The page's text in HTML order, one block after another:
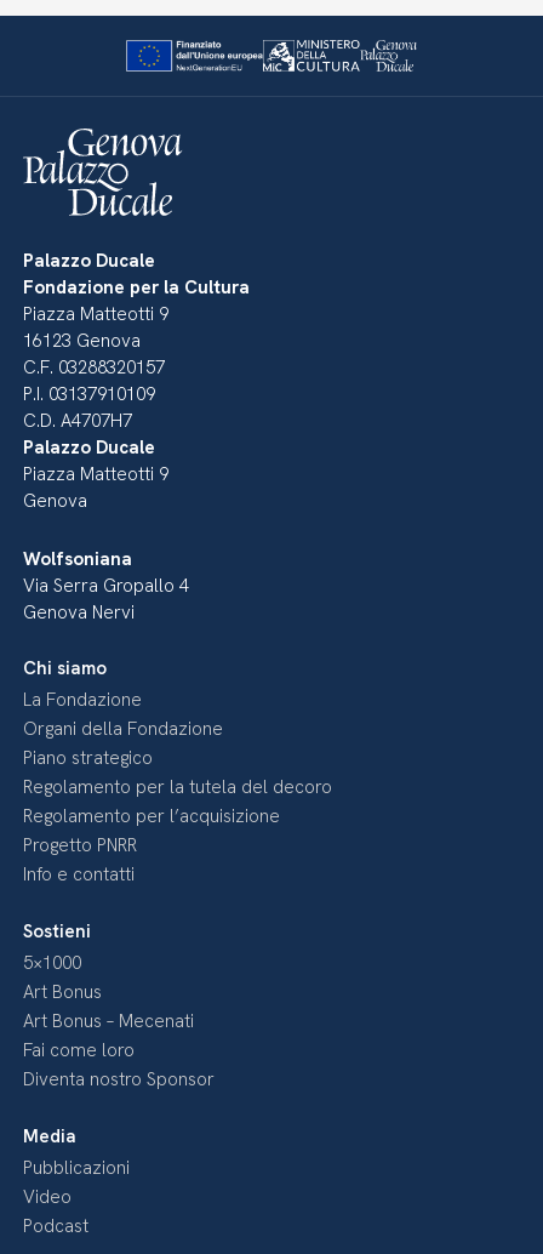
Palazzo Ducale
Fondazione per la Cultura
Piazza Matteotti 9
16123 Genova
C.F. 03288320157
P.I. 03137910109
C.D. A4707H7
Palazzo Ducale
Piazza Matteotti 9
Genova
Wolfsoniana
Via Serra Gropallo 4
Genova Nervi
Chi siamo
La Fondazione
Organi della Fondazione
Piano strategico
Regolamento per la tutela del decoro
Regolamento per l’acquisizione
Progetto PNRR
Info e contatti
Sostieni
5×1000
Art Bonus
Art Bonus – Mecenati
Fai come loro
Diventa nostro Sponsor
Media
Pubblicazioni
Video
Podcast